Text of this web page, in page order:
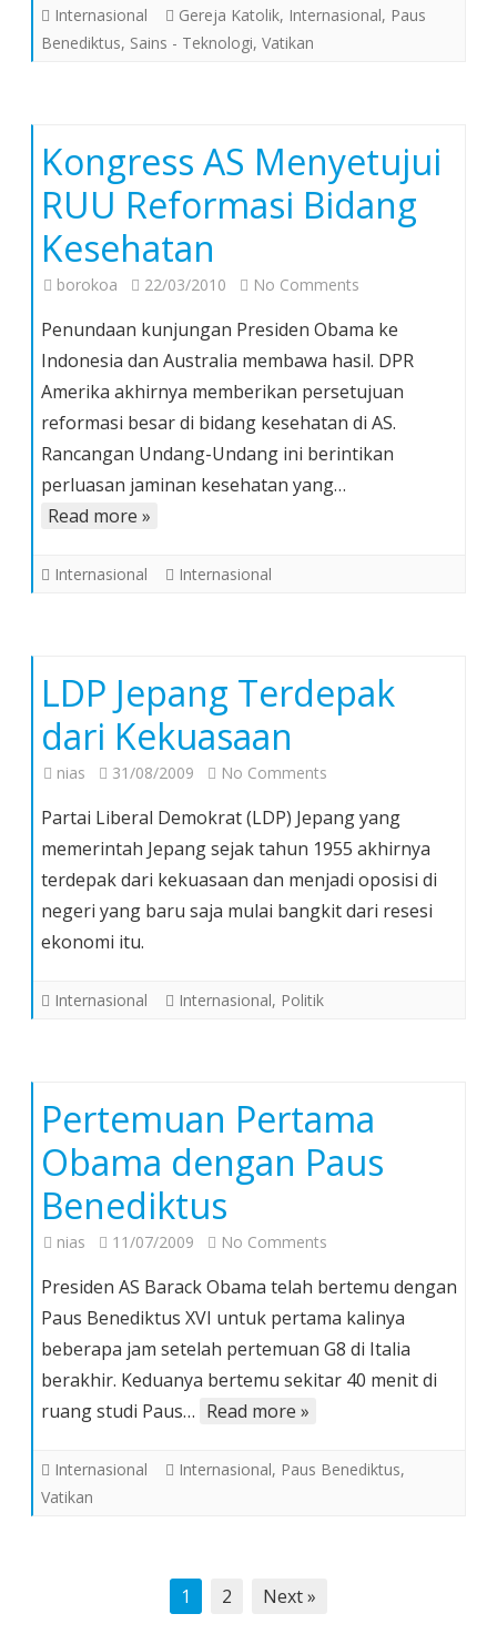
Internasional Gereja Katolik, Internasional, Paus
Benediktus, Sains - Teknologi, Vatikan
Kongress AS Menyetujui
RUU Reformasi Bidang
Kesehatan
borokoa 22/03/2010 No Comments
AS
Menyetujui
RUU
Reformasi
Bidang
Penundaan kunjungan Presiden Obama ke
Indonesia dan Australia membawa hasil. DPR
Amerika akhirnya memberikan persetujuan
reformasi besar di bidang kesehatan di AS.
Rancangan Undang-Undang ini berintikan
perluasan jaminan kesehatan yang…
Read more »
Internasional Internasional
LDP Jepang Terdepak
dari Kekuasaan
nias 31/08/2009 No Comments
Jepang
Terdepak
dari
Kekuasaan
Partai Liberal Demokrat (LDP) Jepang yang
memerintah Jepang sejak tahun 1955 akhirnya
terdepak dari kekuasaan dan menjadi oposisi di
negeri yang baru saja mulai bangkit dari resesi
ekonomi itu.
Internasional Internasional, Politik
Pertemuan Pertama
Obama dengan Paus
Benediktus
nias 11/07/2009 No Comments
Pertama
Obama
dengan
Paus
Presiden AS Barack Obama telah bertemu dengan
Paus Benediktus XVI untuk pertama kalinya
beberapa jam setelah pertemuan G8 di Italia
berakhir. Keduanya bertemu sekitar 40 menit di
ruang studi Paus… Read more »
Internasional Internasional, Paus Benediktus,
Vatikan
1 2 Next »